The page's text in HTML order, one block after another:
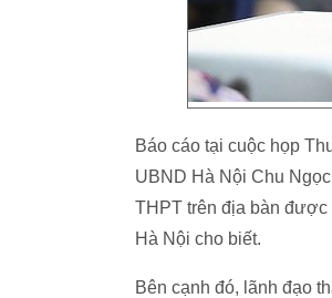
Báo cáo tại cuộc họp
UBND Hà Nội Chu
THPT trên địa bàn được
Hà Nội cho biết.
Bên cạnh đó, lãnh đạo